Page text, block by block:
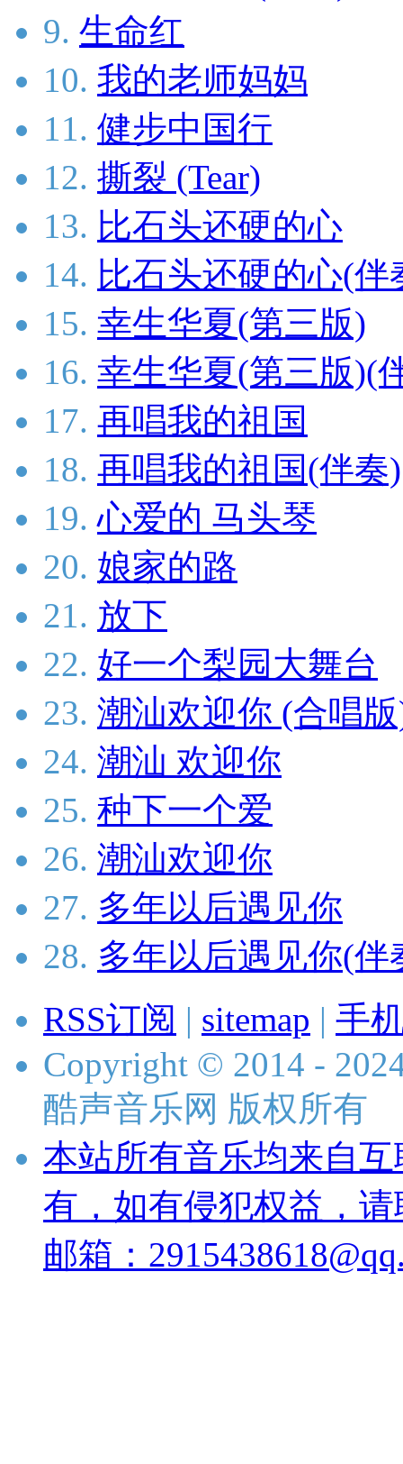
9. 生命红
10. 我的老师妈妈
11. 健步中国行
12. 撕裂 (Tear)
13. 比石头还硬的心
14. 比石头还硬的心(伴
15. 幸生华夏(第三版)
16. 幸生华夏(第三版)(
17. 再唱我的祖国
18. 再唱我的祖国(伴奏)
19. 心爱的 马头琴
20. 娘家的路
21. 放下
22. 好一个梨园大舞台
23. 潮汕欢迎你 (合唱
24. 潮汕 欢迎你
25. 种下一个爱
26. 潮汕欢迎你
27. 多年以后遇见你
28. 多年以后遇见你(伴
RSS订阅 | sitemap | 手
Copyright © 2014 -
酷声音乐网 版权所有
本站所有音乐均来自
有，如有侵犯权益，
邮箱：